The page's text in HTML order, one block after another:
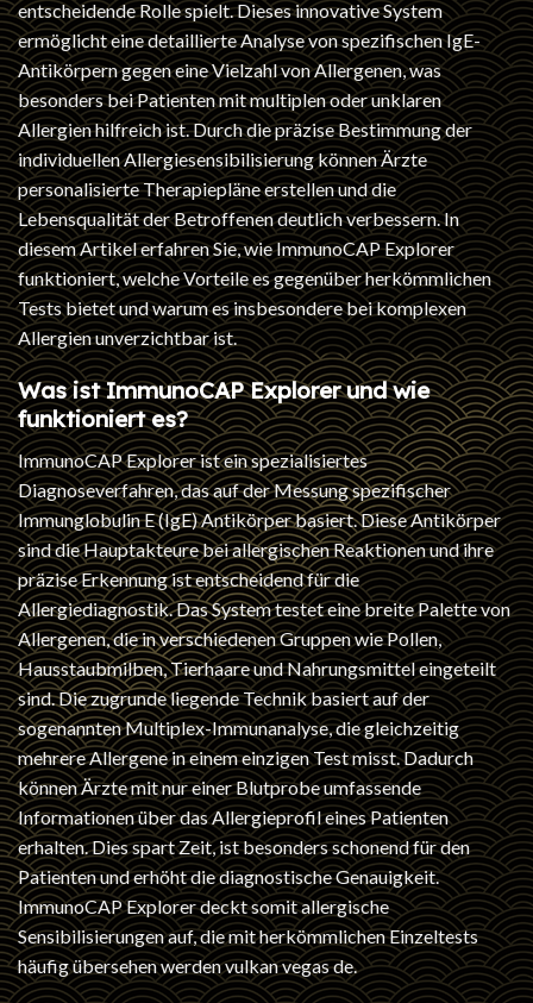
entscheidende Rolle spielt. Dieses innovative System
ermöglicht eine detaillierte Analyse von spezifischen IgE-
Antikörpern gegen eine Vielzahl von Allergenen, was
besonders bei Patienten mit multiplen oder unklaren
Allergien hilfreich ist. Durch die präzise Bestimmung der
individuellen Allergiesensibilisierung können Ärzte
personalisierte Therapiepläne erstellen und die
Lebensqualität der Betroffenen deutlich verbessern. In
diesem Artikel erfahren Sie, wie ImmunoCAP Explorer
funktioniert, welche Vorteile es gegenüber herkömmlichen
Tests bietet und warum es insbesondere bei komplexen
Allergien unverzichtbar ist.
Was ist ImmunoCAP Explorer und wie
funktioniert es?
ImmunoCAP Explorer ist ein spezialisiertes
Diagnoseverfahren, das auf der Messung spezifischer
Immunglobulin E (IgE) Antikörper basiert. Diese Antikörper
sind die Hauptakteure bei allergischen Reaktionen und ihre
präzise Erkennung ist entscheidend für die
Allergiediagnostik. Das System testet eine breite Palette von
Allergenen, die in verschiedenen Gruppen wie Pollen,
Hausstaubmilben, Tierhaare und Nahrungsmittel eingeteilt
sind. Die zugrunde liegende Technik basiert auf der
sogenannten Multiplex-Immunanalyse, die gleichzeitig
mehrere Allergene in einem einzigen Test misst. Dadurch
können Ärzte mit nur einer Blutprobe umfassende
Informationen über das Allergieprofil eines Patienten
erhalten. Dies spart Zeit, ist besonders schonend für den
Patienten und erhöht die diagnostische Genauigkeit.
ImmunoCAP Explorer deckt somit allergische
Sensibilisierungen auf, die mit herkömmlichen Einzeltests
häufig übersehen werdenvulkan vegas de.